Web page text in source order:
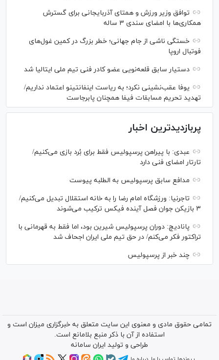
توافق وزیر ورزش و همتای آذربایجانی برای گسترش
همکاری‌ها با امضای سندی ۳ ساله
خستگی ناشی از جام جهانی؛ خطر بزرگ در کمین غول‌های
فوتبال اروپا
دستیار سابق قلعه‌نویی عضو کادر فنی تیم ملی ایتالیا شد
یوفا عقب‌نشینی نکرد؛ به ریاست اینفانتینو اعتماد نداریم/
تهدید تحریم مسابقات فیفا همچنان پابرجاست
پربازدیدترین اخبار
عبدی: با پیراهن پرسپولیس فقط برای بُرد بازی می‌کنیم/
تارتار امضای فنی دارد
مدافع سابق پرسپولیس به الطلبه پیوست
تاجرنیا: ورزشگاه امام رضا را به خانه استقلال تبدیل می‌کنیم/
۳ بازیکن جوان فصل آینده فیکس ترکیب می‌شوند
پانادیچ: دوران پرسپولیس شیرین بود، اما فقط به قهرمانی با
تراکتور فکر می‌کنم/ در حق تیم ملی ایران اجحاف شد
چند خبر از پرسپولیس
تمامی حقوق مادی و معنوی این سایت متعلق به خبرگزاری میزان است و
استفاده از آن با ذکر منبع بلامانع است.
طراحی و تولید ایران سامانه